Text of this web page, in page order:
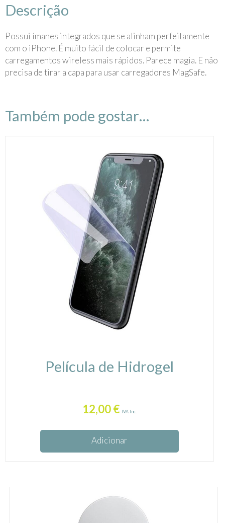
Descrição
Possui ímanes integrados que se alinham perfeitamente
com o iPhone. É muito fácil de colocar e permite
carregamentos wireless mais rápidos. Parece magia. E não
precisa de tirar a capa para usar carregadores MagSafe.
Também pode gostar…
Película de Hidrogel
12,00€ IVA Inc.
Adicionar